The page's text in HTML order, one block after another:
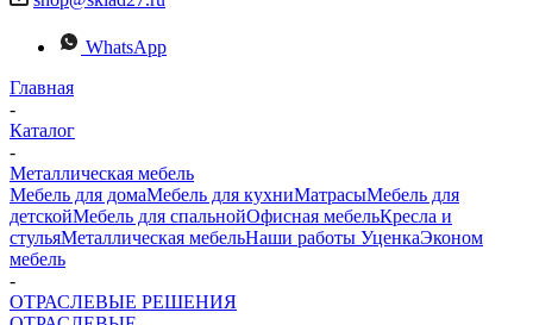
WhatsApp
Главная
-
Каталог
-
Металлическая мебель
Мебель для домаМебель для кухниМатраcыМебель для
детскойМебель для спальнойОфисная мебельКресла и
стульяМеталлическая мебельНаши работы УценкаЭконом
мебель
-
ОТРАСЛЕВЫЕ РЕШЕНИЯ